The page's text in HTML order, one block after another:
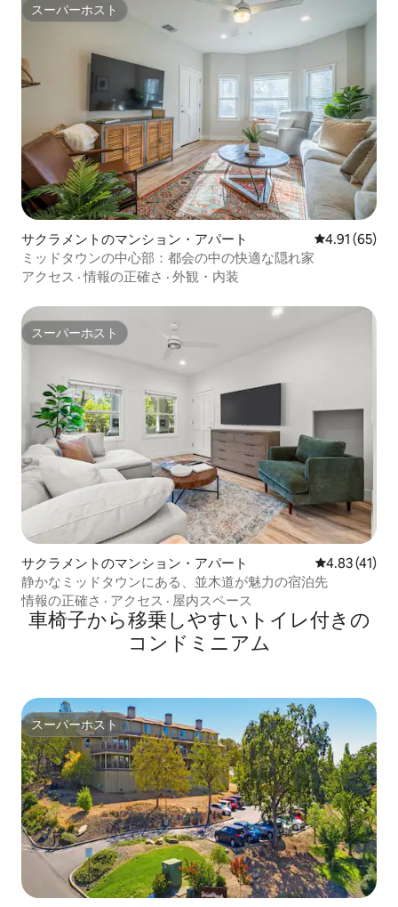
スーパーホスト
スーパーホスト
サクラメントのマンション・アパート レビュー65
4.91 (65)
ミッドタウンの中心部：都会の中の快適な隠れ家
アクセス ·情報の正確さ · 外観・内装
スーパーホスト
スーパーホスト
サクラメントのマンション・アパート レビュー41
4.83 (41)
静かなミッドタウンにある、並木道が魅力の宿泊先
情報の正確さ · アクセス · 屋内スペース
車椅子から移乗しやすいトイレ付きの
コンドミニアム
スーパーホスト
スーパーホスト